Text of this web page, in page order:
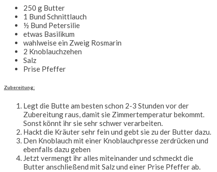
250 g Butter
1 Bund Schnittlauch
½ Bund Petersilie
etwas Basilikum
wahlweise ein Zweig Rosmarin
2 Knoblauchzehen
Salz
Prise Pfeffer
Zubereitung:
Legt die Butte am besten schon 2-3 Stunden vor der
Zubereitung raus, damit sie Zimmertemperatur bekommt.
Sonst könnt ihr sie sehr schwer verarbeiten.
Hackt die Kräuter sehr fein und gebt sie zu der Butter dazu.
Den Knoblauch mit einer Knoblauchpresse zerdrücken und
ebenfalls dazu geben
Jetzt vermengt ihr alles miteinander und schmeckt die
Butter anschließend mit Salz und einer Prise Pfeffer ab.